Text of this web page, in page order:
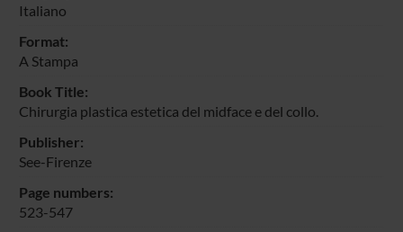
Italiano
Format:
A Stampa
Book Title:
Chirurgia plastica estetica del midface e del collo.
Publisher:
See-Firenze
Page numbers:
523-547